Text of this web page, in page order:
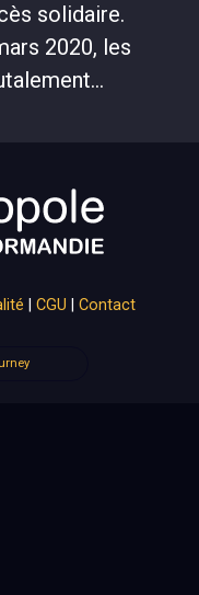
solidaire.
2020, les
|CGU |Contact